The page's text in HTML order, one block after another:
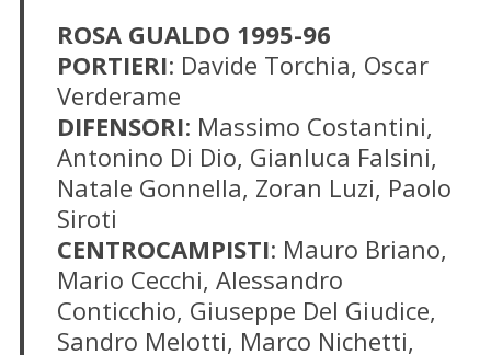
ROSA GUALDO 1995-96
PORTIERI: Davide Torchia, Oscar
Verderame
DIFENSORI: Massimo Costantini,
Antonino Di Dio, Gianluca Falsini,
Natale Gonnella, Zoran Luzi, Paolo
Siroti
CENTROCAMPISTI: Mauro Briano,
Mario Cecchi, Alessandro
Conticchio, Giuseppe Del Giudice,
Sandro Melotti, Marco Nichetti,